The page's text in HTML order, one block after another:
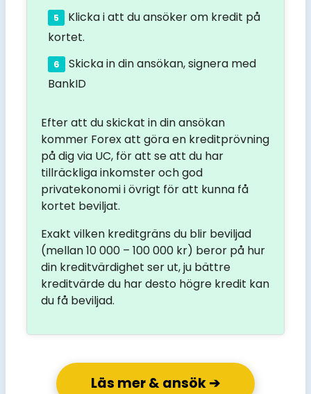
Klicka i att du ansöker om kredit på
kortet.
Skicka in din ansökan, signera med
BankID
Efter att du skickat in din ansökan
kommer Forex att göra en kreditprövning
på dig via UC, för att se att du har
tillräckliga inkomster och god
privatekonomi i övrigt för att kunna få
kortet beviljat.
Exakt vilken kreditgräns du blir beviljad
(mellan 10 000 – 100 000 kr) beror på hur
din kreditvärdighet ser ut, ju bättre
kreditvärde du har desto högre kredit kan
du få beviljad.
Läs mer & ansök ➔